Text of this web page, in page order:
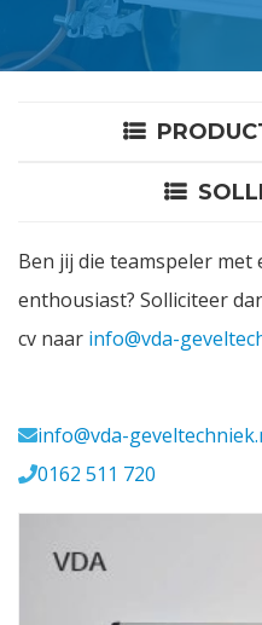
Producten
Offerte
Login
Vacatures
Ben jij die teamspeler met
enthousiast? Solliciteer
cv naar info@vda-
info@vda-
0162 511 720